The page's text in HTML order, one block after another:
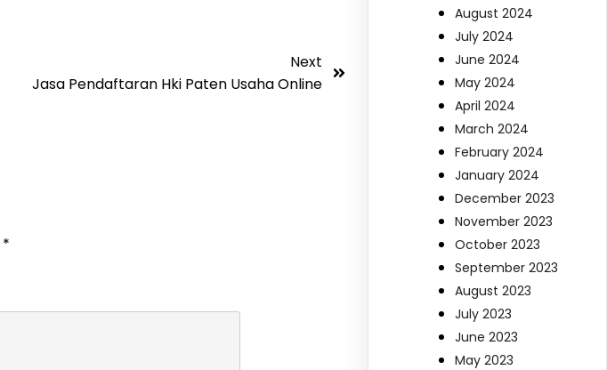
Next
Jasa Pendaftaran Hki Paten Usaha Online
*
August 2024
July 2024
June 2024
May 2024
April 2024
March 2024
February 2024
January 2024
December 2023
November 2023
October 2023
September 2023
August 2023
July 2023
June 2023
May 2023